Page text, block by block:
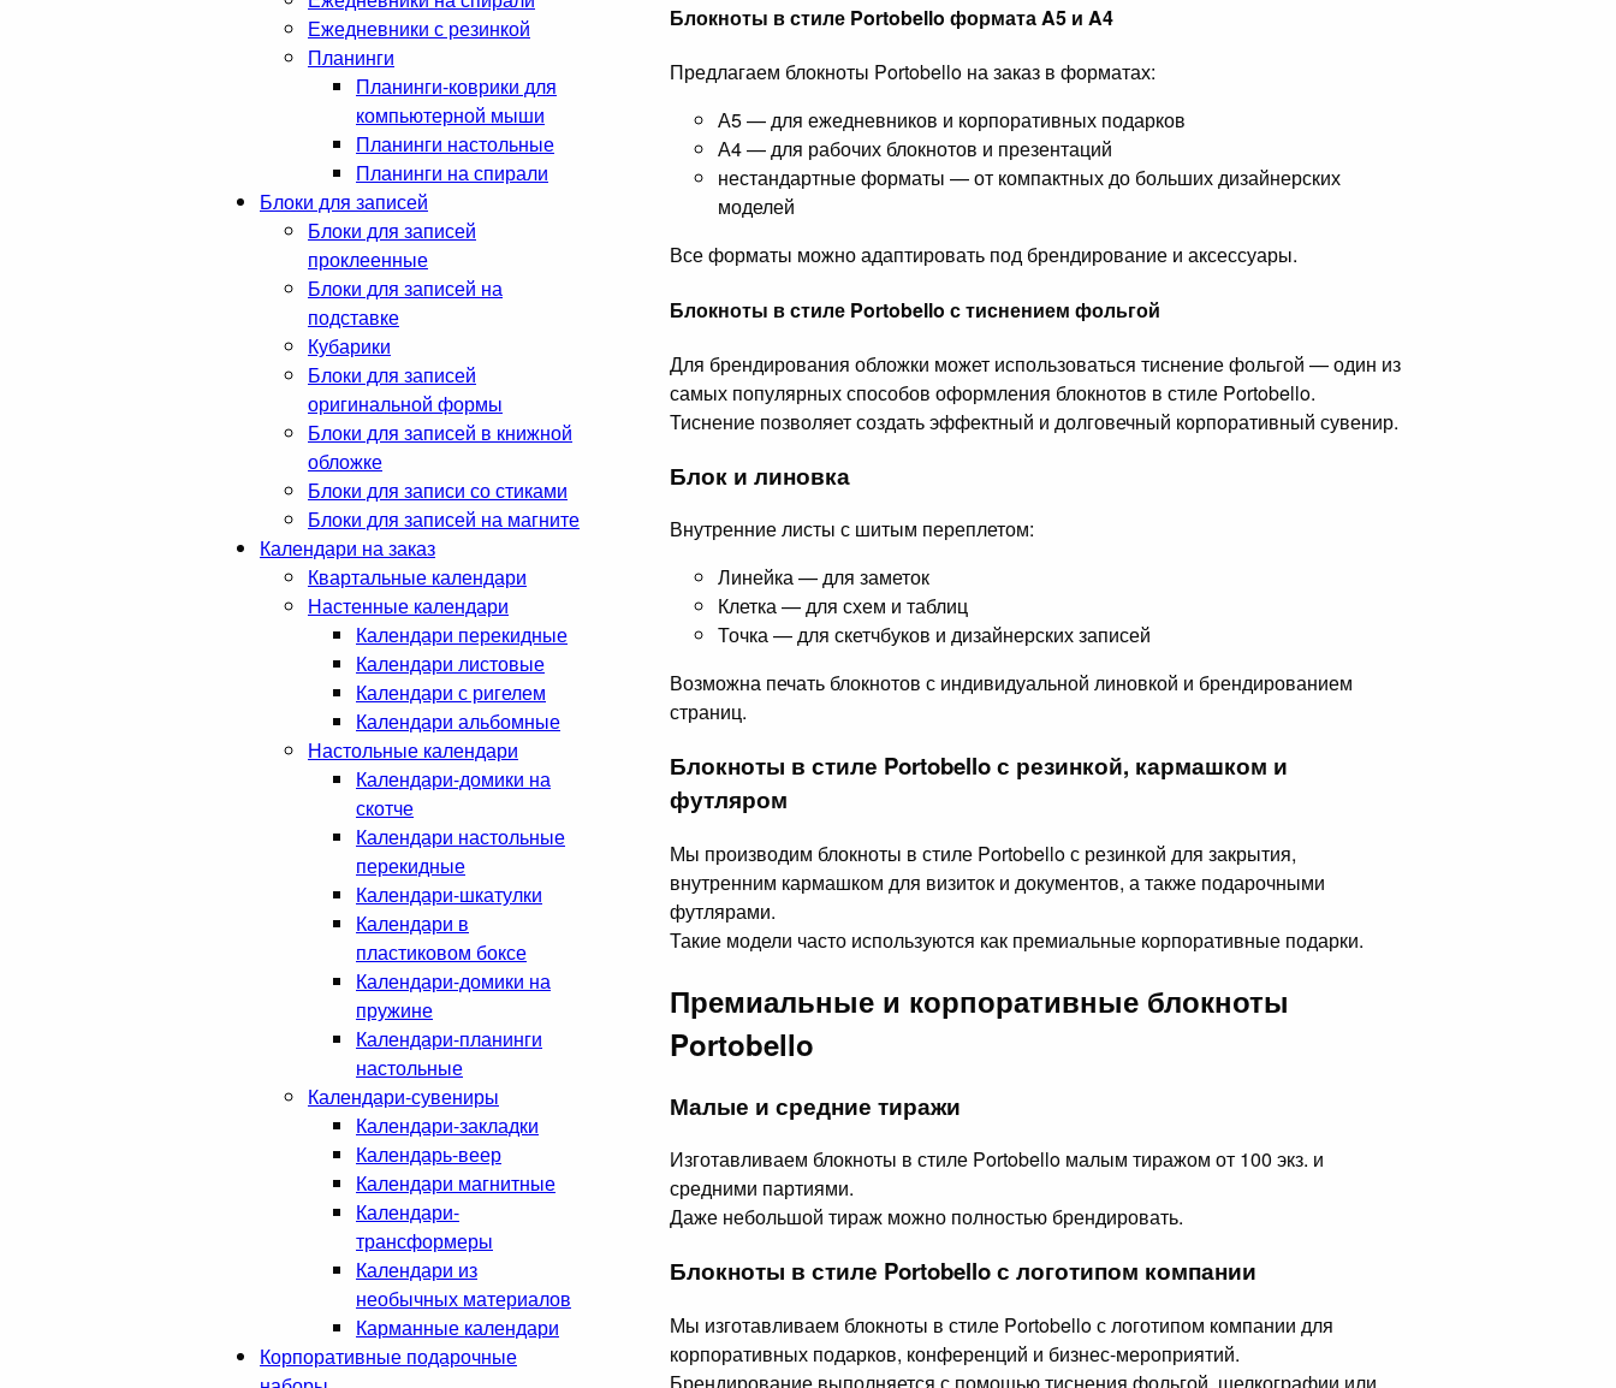
Ежедневники с резинкой
Планинги
Планинги-коврики для
компьютерной мыши
Планинги настольные
Планинги на спирали
Блоки для записей
Блоки для записей
проклеенные
Блоки для записей на
подставке
Кубарики
Блоки для записей
оригинальной формы
Блоки для записей в книжной
обложке
Блоки для записи со стиками
Блоки для записей на магните
Календари на заказ
Квартальные календари
Настенные календари
Календари перекидные
Календари листовые
Календари с ригелем
Календари альбомные
Настольные календари
Календари-домики на
скотче
Календари настольные
перекидные
Календари-шкатулки
Календари в
пластиковом боксе
Календари-домики на
пружине
Календари-планинги
настольные
Календари-сувениры
Календари-закладки
Календарь-веер
Календари магнитные
Календари-
трансформеры
Календари из
необычных материалов
Карманные календари
Корпоративные подарочные
Блокноты в стиле Portobello формата A5 и A4
Предлагаем блокноты Portobello на заказ в форматах:
А5 — для ежедневников и корпоративных подарков
А4 — для рабочих блокнотов и презентаций
нестандартные форматы — от компактных до больших дизайнерских
моделей
Все форматы можно адаптировать под брендирование и аксессуары.
Блокноты в стиле Portobello с тиснением фольгой
Для брендирования обложки может использоваться тиснение фольгой — один из
самых популярных способов оформления блокнотов в стиле Portobello.
Тиснение позволяет создать эффектный и долговечный корпоративный сувенир.
Блок и линовка
Внутренние листы с шитым переплетом:
Линейка — для заметок
Клетка — для схем и таблиц
Точка — для скетчбуков и дизайнерских записей
Возможна печать блокнотов с индивидуальной линовкой и брендированием
страниц.
Блокноты в стиле Portobello с резинкой, кармашком и
футляром
Мы производим блокноты в стиле Portobello с резинкой для закрытия,
внутренним кармашком для визиток и документов, а также подарочными
футлярами.
Такие модели часто используются как премиальные корпоративные подарки.
Премиальные и корпоративные блокноты
Portobello
Малые и средние тиражи
Изготавливаем блокноты в стиле Portobello малым тиражом от 100 экз. и
средними партиями.
Даже небольшой тираж можно полностью брендировать.
Блокноты в стиле Portobello с логотипом компании
Мы изготавливаем блокноты в стиле Portobello с логотипом компании для
корпоративных подарков, конференций и бизнес-мероприятий.
Брендирование выполняется с помощью тиснения фольгой, шелкографии или